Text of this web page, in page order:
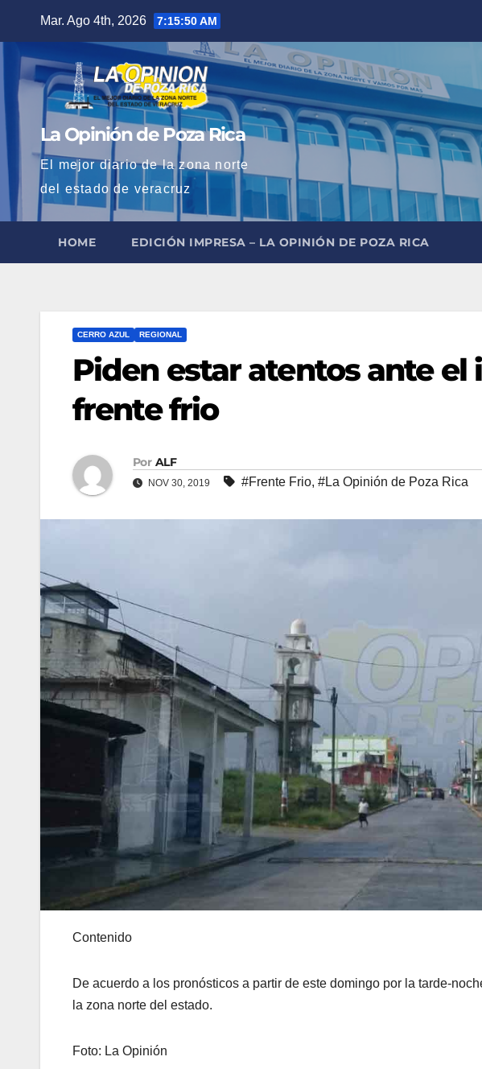
contenido
Mar. Ago 4th, 2026 7:15:51 AM
La Opinión de Poza Rica
El mejor diario de la zona norte
del estado de veracruz
HOME EDICIÓN IMPRESA – LA OPINIÓN DE POZA RICA
CERRO AZUL REGIONAL
Piden estar atentos ante el
frente frio
Por ALF
NOV 30, 2019 #Frente Frio, #La Opinión de Poza Rica
Contenido
De acuerdo a los pronósticos a partir de este domingo por la tarde-
la zona norte del estado.
Foto: La Opinión